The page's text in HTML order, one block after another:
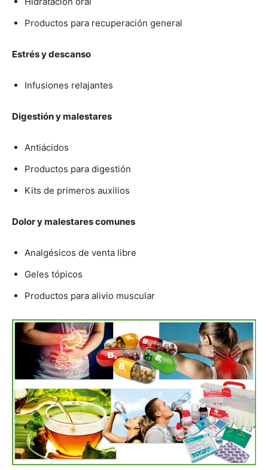
Productos para recuperación general
Estrés y descanso
Infusiones relajantes
Digestión y malestares
Antiácidos
Productos para digestión
Kits de primeros auxilios
Dolor y malestares comunes
Analgésicos de venta libre
Geles tópicos
Productos para alivio muscular